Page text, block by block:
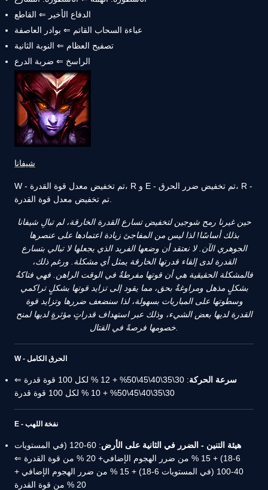
الدفاع الأخير ⇐ القاطع
عباءة السحاب القاتم ⇐ بوادر العاصفة
تصفيح العظام ⇐ النوبة الثانية
الراسخ ⇐ ضربة الدرع
شيفانا
W - تم تخفيض معدل قوة القدرة، R و E - تم تخفيض ضرر الحرق، R -
حين غيرنا رمح شوجين لتخفيض تسارع القدرة الخارقة، لم تبالِ شيفانا
بذلك أساسًا! لذا ليس من المفاجئ زيادة اعتمادها على عنصرها
الجوهري الآن. لا نعتقد أن وضعها الفريد الذي يجعلها لا تبالي بتسارع
القدرة لدى إلقاء قدرتها الخارقة يمثل أي مشكلة. ورغم ذلك،
فالمشكلة الحقيقية هي أن قوتها مفرطةٌ في الوقت الراهن. فهي فتاكةٌ
بشكلٍ مذهل ومراوغةٌ بحق، مما يقود إلى تزايد قوتها بشكلٍ تراكمي
وسطوتها على المباريات بسهولة، لذا سنضعف ضررها وتزايد قوة
القدرة لديها بعض الشيء، وذلك عبر استهداف قدراتٍ مؤثرةٍ لديها لمنح
W - الحرق الكامل
سرعة الحركة
: 30\35\40\45\50% + 12 % لكل 100 قوة قدرة ⇐
30\35\40\45\50% + 10 % لكل 100 قوة قدرة
E - نفخة اللهب
هيئة التنين - الضرر في الثانية على الأرض
: 60-120 (في المستويات
6-18) + 15 % من ضرر الهجوم الإضافي+ 20 % من قوة القدرة ⇐
40-100 (في المستويات 6-18) + 15 % من ضرر الهجوم الإضافي +
20 % من قوة القدرة